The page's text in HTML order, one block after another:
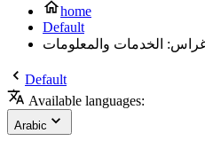
home
Default
الخدمات والمعلومات
Default
Available languages:
Arabic